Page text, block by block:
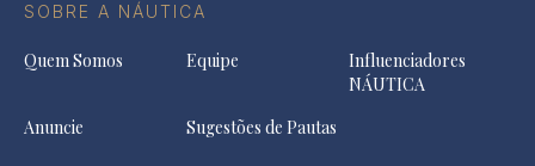
SOBRE A NÁUTICA
Quem Somos Equipe
Influenciadores
NÁUTICA
Anuncie
Sugestões de Pautas